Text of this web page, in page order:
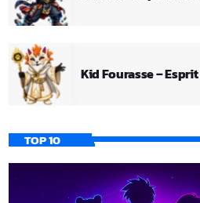
Kid Fourasse –
TOP 10